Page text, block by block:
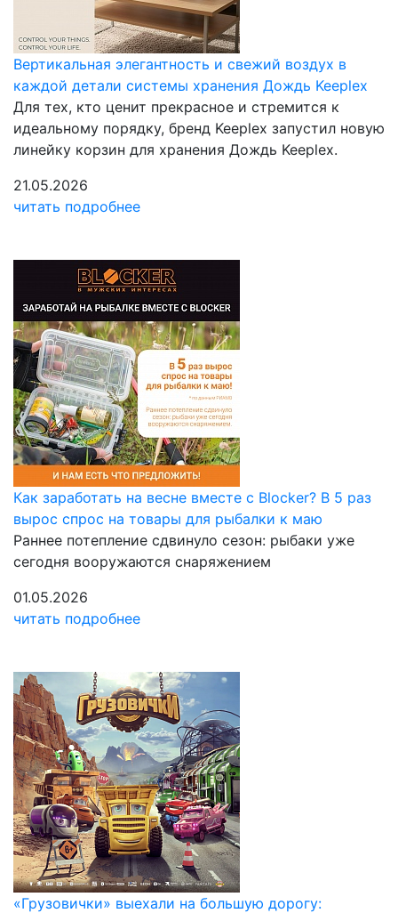
Вертикальная элегантность и свежий воздух в
каждой детали системы хранения Дождь Keeplex
Для тех, кто ценит прекрасное и стремится к
идеальному порядку, бренд Keeplex запустил новую
линейку корзин для хранения Дождь Keeplex.
21.05.2026
читать подробнее
Как заработать на весне вместе с Blocker? В 5 раз
вырос спрос на товары для рыбалки к маю
Раннее потепление сдвинуло сезон: рыбаки уже
сегодня вооружаются снаряжением
01.05.2026
читать подробнее
«Грузовички» выехали на большую дорогу: